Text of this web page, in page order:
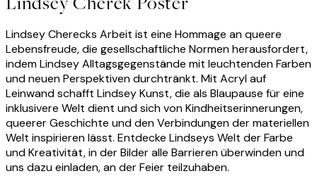
Lindsey Cherecks Arbeit ist eine Hommage an queere
Lebensfreude, die gesellschaftliche Normen herausfordert,
indem Lindsey Alltagsgegenstände mit leuchtenden Farben
und neuen Perspektiven durchtränkt. Mit Acryl auf
Leinwand schafft Lindsey Kunst, die als Blaupause für eine
inklusivere Welt dient und sich von Kindheitserinnerungen,
queerer Geschichte und den Verbindungen der materiellen
Welt inspirieren lässt. Entdecke Lindseys Welt der Farbe
und Kreativität, in der Bilder alle Barrieren überwinden und
uns dazu einladen, an der Feier teilzuhaben.